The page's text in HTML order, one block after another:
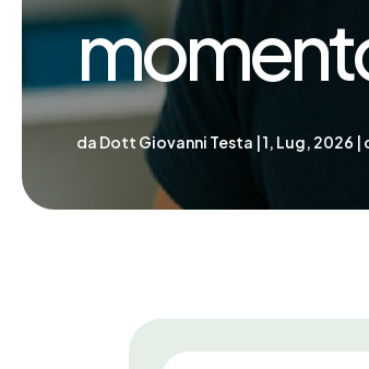
da Dott Giovanni Testa |1, Lug, 2026 |